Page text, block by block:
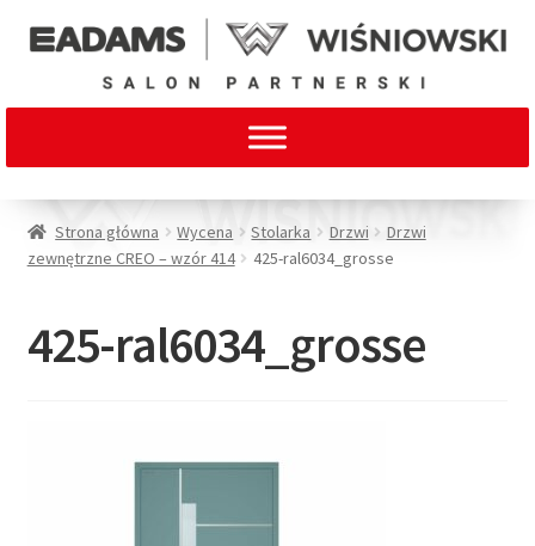
Strona główna Wycena Stolarka Drzwi
Drzwi
zewnętrzne CREO – wzór 414
425-ral6034_grosse
425-ral6034_grosse